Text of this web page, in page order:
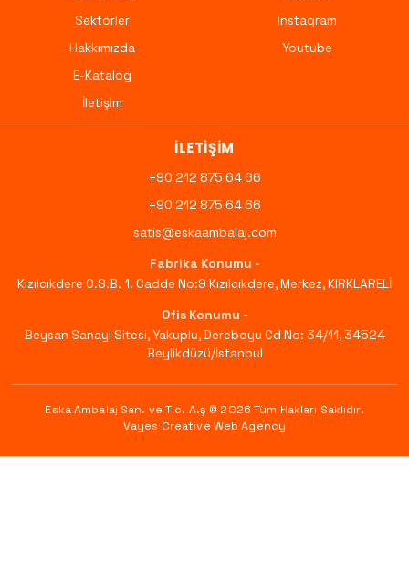
Sektörler
Hakkımızda
E-Katalog
İletişim
Instagram
Youtube
İLETIŞIM
+90 212 875 64 66
+90 212 875 64 66
satis@eskaambalaj.com
Fabrika Konumu -
Kızılcıkdere O.S.B. 1. Cadde No:9 Kızılcıkdere, Merkez, KIRKLARELİ
Ofis Konumu -
Beysan Sanayi Sitesi, Yakuplu, Dereboyu Cd No: 34/11, 34524
Beylikdüzü/İstanbul
Eska Ambalaj San. ve Tic. A.ş © 2026 Tüm Hakları Saklıdır.
Vayes Creative Web Agency